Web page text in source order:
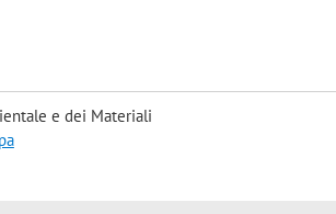
e dei Materiali